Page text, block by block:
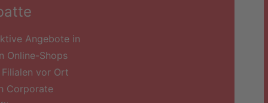
Angebote in
Online-Shops
vor Ort
Corporate